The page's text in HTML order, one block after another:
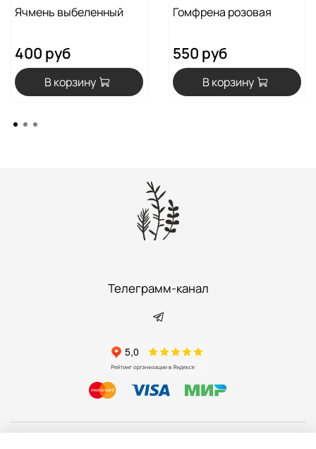
Ячмень выбеленный
400 руб
В корзину
Гомфрена розовая
550 руб
В корзину
Телеграмм-канал